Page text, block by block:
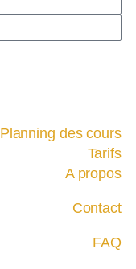
Planning des cours
Tarifs
A propos
Contact
FAQ